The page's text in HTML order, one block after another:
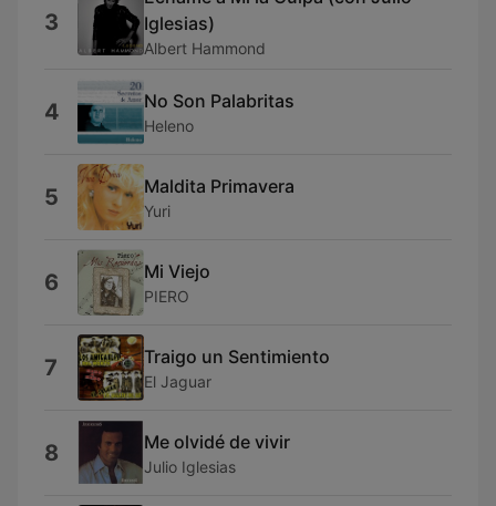
3
Iglesias)
Albert Hammond
4 No Son Palabritas
Heleno
5 Maldita Primavera
Yuri
6 Mi Viejo
PIERO
7 Traigo un Sentimiento
El Jaguar
8 Me olvidé de vivir
Julio Iglesias